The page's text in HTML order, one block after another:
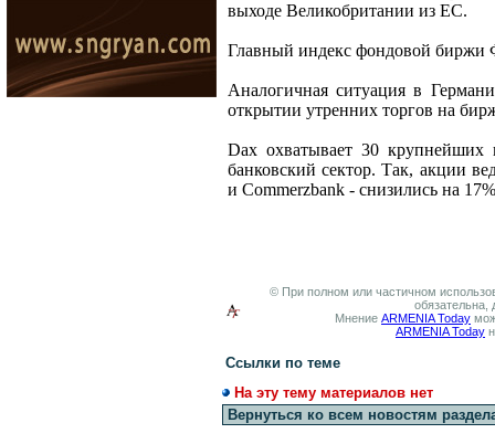
выходе Великобритании из ЕС.
Главный индекс фондовой биржи
Аналогичная ситуация в
открытии утренних торгов на
Dax охватывает 30 крупнейших
банковский сектор. Так, акции
и Commerzbank - снизились на
© При полном или частичном
обязательна,
Мнение ARMENIA Today
ARMENIA Today
Ссылки по теме
На эту тему материалов нет
Вернуться ко всем новостям